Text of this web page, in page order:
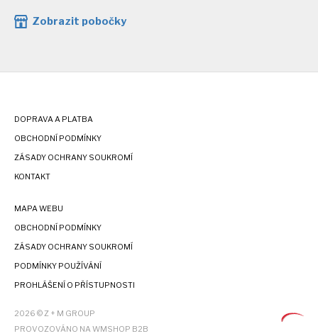
Zobrazit pobočky
DOPRAVA A PLATBA
OBCHODNÍ PODMÍNKY
ZÁSADY OCHRANY SOUKROMÍ
KONTAKT
MAPA WEBU
OBCHODNÍ PODMÍNKY
ZÁSADY OCHRANY SOUKROMÍ
PODMÍNKY POUŽÍVÁNÍ
PROHLÁŠENÍ O PŘÍSTUPNOSTI
2026 © Z + M GROUP
PROVOZOVÁNO NA WMSHOP B2B